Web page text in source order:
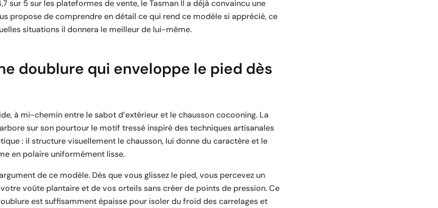
sur 5 sur les plateformes de vente, le Tasman II a déjà convaincu une
propose de comprendre en détail ce qui rend ce modèle si apprécié, ce
situations il donnera le meilleur de lui-même.
doublure qui enveloppe le pied dès
à mi-chemin entre le sabot d’extérieur et le chausson cocooning. La
sur son pourtour le motif tressé inspiré des techniques artisanales
: il structure visuellement le chausson, lui donne du caractère et le
en polaire uniformément lisse.
de ce modèle. Dès que vous glissez le pied, vous percevez un
voûte plantaire et de vos orteils sans créer de points de pression. Ce
est suffisamment épaisse pour isoler du froid des carrelages et